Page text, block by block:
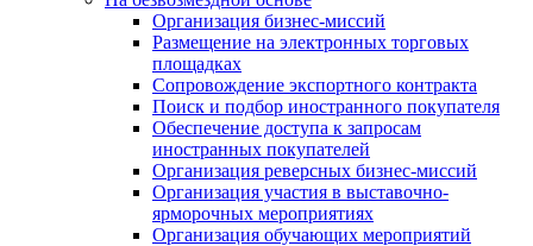
Организация бизнес-миссий
Размещение на электронных торговых
площадках
Сопровождение экспортного контракта
Поиск и подбор иностранного покупателя
Обеспечение доступа к запросам
иностранных покупателей
Организация реверсных бизнес-миссий
Организация участия в выставочно-
ярморочных мероприятиях
Организация обучающих мероприятий